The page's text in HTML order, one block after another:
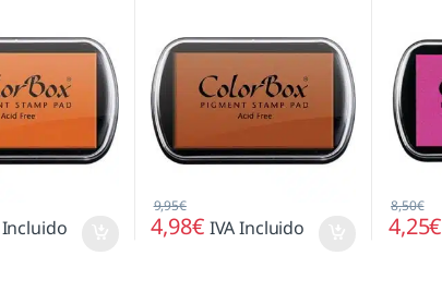
Incluido 4,98€
9,95€
IVA Incluido 4,25€
8,50€